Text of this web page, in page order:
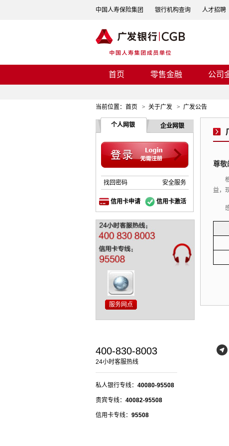
中国人寿保险集团 银行机构查询 人才招聘
首页 零售金融 公司
当前位置： 首页 > 关于广发 > 广发公告
个人网银 企业网银
找回密码 安全服务
信用卡申请 信用卡激活
尊敬
益，
400-830-8003
24小时客服热线
私人银行专线： 40080-95508
贵宾专线： 40082-95508
信用卡专线： 95508